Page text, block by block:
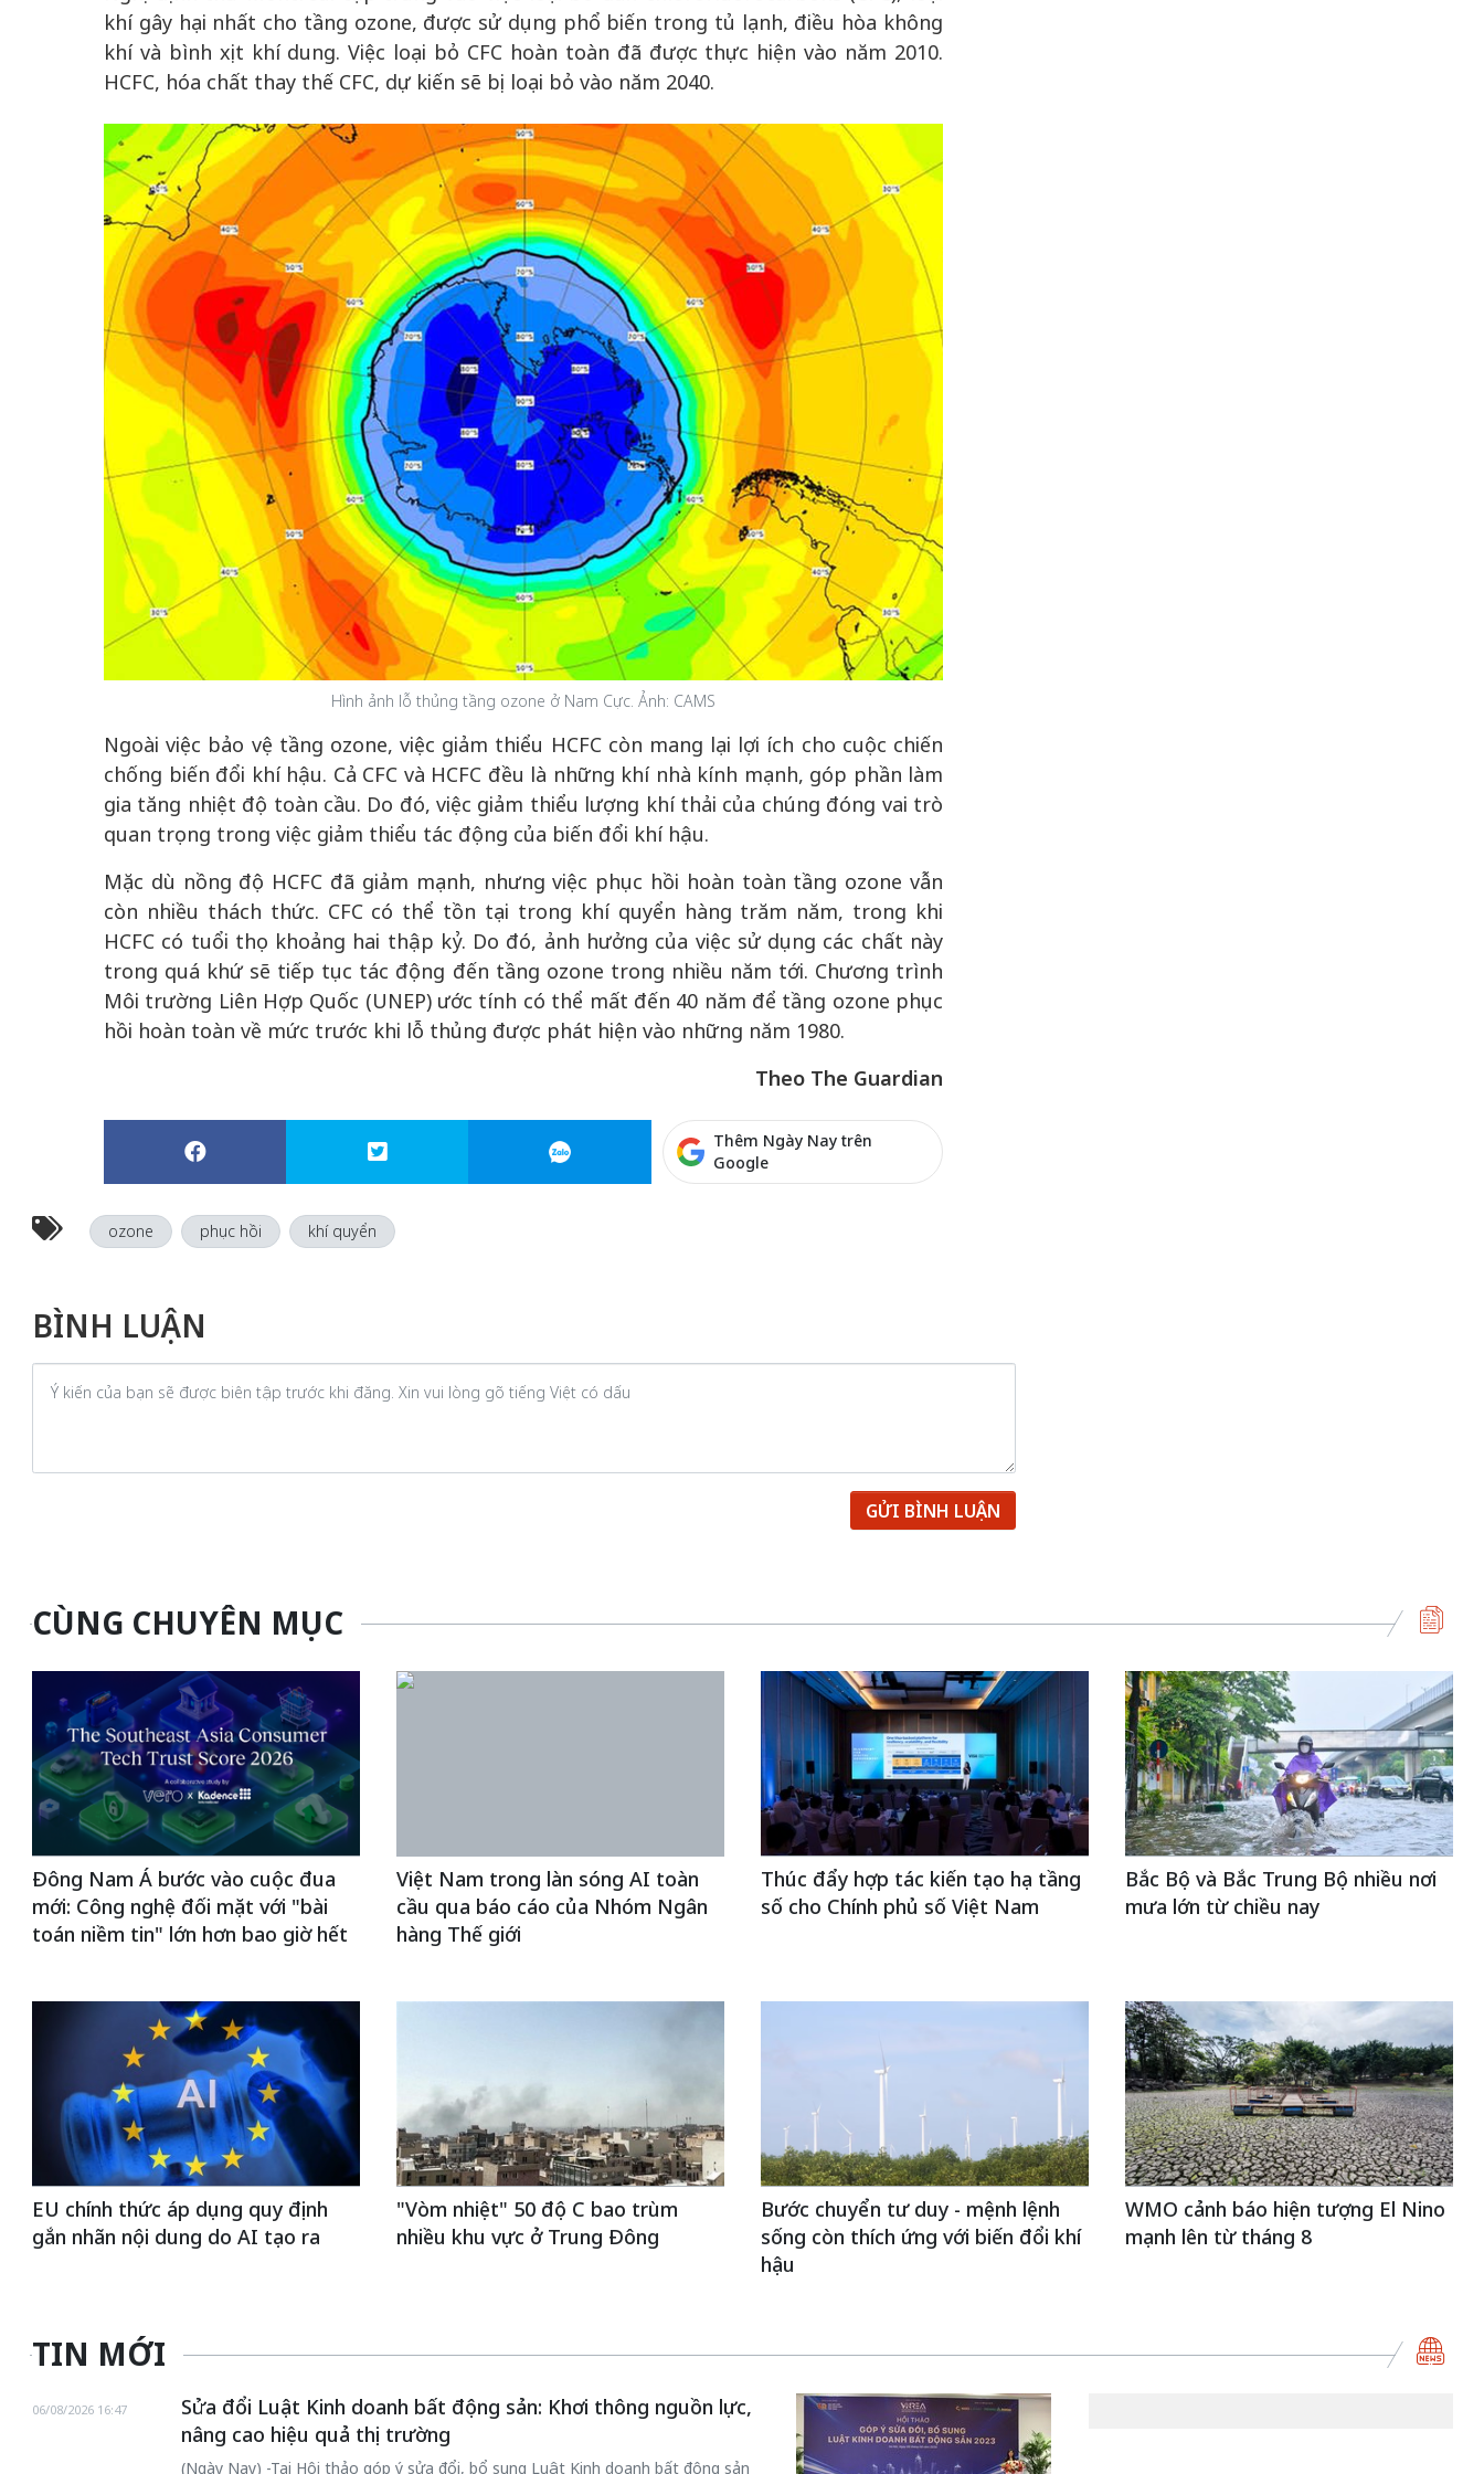
khí gây hại nhất cho tầng ozone, được sử dụng phổ biến trong tủ lạnh, điều hòa không
khí và bình xịt khí dung. Việc loại bỏ CFC hoàn toàn đã được thực hiện vào năm 2010.
HCFC, hóa chất thay thế CFC, dự kiến sẽ bị loại bỏ vào năm 2040.
Hình ảnh lỗ thủng tầng ozone ở Nam Cực. Ảnh: CAMS
Ngoài việc bảo vệ tầng ozone, việc giảm thiểu HCFC còn mang lại lợi ích cho cuộc chiến
chống biến đổi khí hậu. Cả CFC và HCFC đều là những khí nhà kính mạnh, góp phần làm
gia tăng nhiệt độ toàn cầu. Do đó, việc giảm thiểu lượng khí thải của chúng đóng vai trò
quan trọng trong việc giảm thiểu tác động của biến đổi khí hậu.
Mặc dù nồng độ HCFC đã giảm mạnh, nhưng việc phục hồi hoàn toàn tầng ozone vẫn
còn nhiều thách thức. CFC có thể tồn tại trong khí quyển hàng trăm năm, trong khi
HCFC có tuổi thọ khoảng hai thập kỷ. Do đó, ảnh hưởng của việc sử dụng các chất này
trong quá khứ sẽ tiếp tục tác động đến tầng ozone trong nhiều năm tới. Chương trình
Môi trường Liên Hợp Quốc (UNEP) ước tính có thể mất đến 40 năm để tầng ozone phục
hồi hoàn toàn về mức trước khi lỗ thủng được phát hiện vào những năm 1980.
Theo The Guardian
Thêm Ngày Nay trên
Google
ozone phục hồi khí quyển
BÌNH LUẬN
GỬI BÌNH LUẬN
CÙNG CHUYÊN MỤC
Đông Nam Á bước vào cuộc đua
mới: Công nghệ đối mặt với "bài
toán niềm tin" lớn hơn bao giờ hết
Việt Nam trong làn sóng AI toàn
cầu qua báo cáo của Nhóm Ngân
hàng Thế giới
Thúc đẩy hợp tác kiến tạo hạ tầng
số cho Chính phủ số Việt Nam
Bắc Bộ và Bắc Trung Bộ nhiều nơi
mưa lớn từ chiều nay
EU chính thức áp dụng quy định
gắn nhãn nội dung do AI tạo ra
"Vòm nhiệt" 50 độ C bao trùm
nhiều khu vực ở Trung Đông
Bước chuyển tư duy - mệnh lệnh
sống còn thích ứng với biến đổi khí
hậu
WMO cảnh báo hiện tượng El Nino
mạnh lên từ tháng 8
TIN MỚI
Sửa đổi Luật Kinh doanh bất động sản: Khơi thông nguồn lực,
nâng cao hiệu quả thị trường
06/08/2026 16:47
(Ngày Nay) -Tại Hội thảo góp ý sửa đổi, bổ sung Luật Kinh doanh bất động sản